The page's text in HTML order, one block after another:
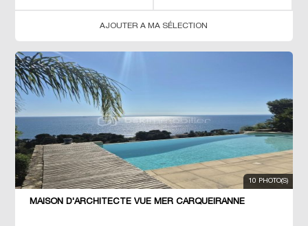
AJOUTER A MA SÉLECTION
10 PHOTO(S)
MAISON D'ARCHITECTE VUE MER CARQUEIRANNE